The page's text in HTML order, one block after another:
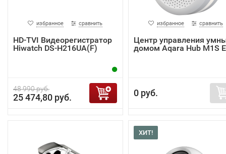
избранное сравнить
HD-TVI Видеорегистратор
Hiwatch DS-H216UA(F)
48 990 руб.
25 474,80 руб.
избранное сравнить
Центр управления
домом Aqara Hub M1S
0 руб.
ХИТ!